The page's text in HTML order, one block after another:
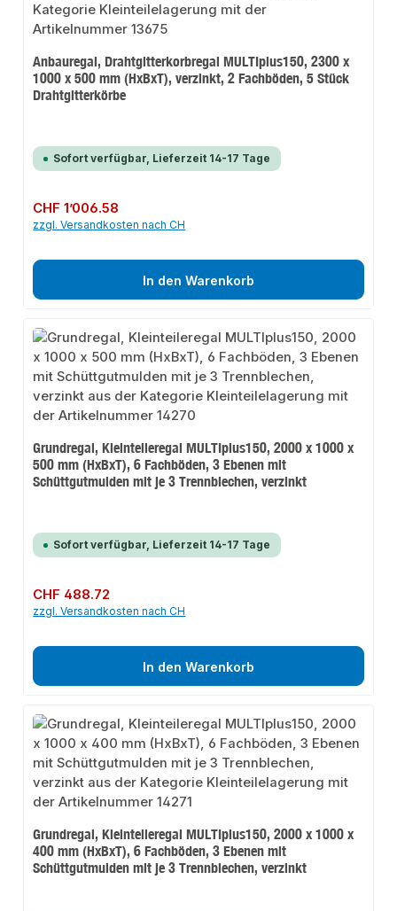
Anbauregal, Drahtgitterkorbregal MULTIplus150, 2300 x
1000 x 500 mm (HxBxT), verzinkt, 2 Fachböden, 5 Stück
Drahtgitterkörbe
Sofort verfügbar, Lieferzeit 14-17 Tage
Regulärer Preis:
CHF 1’006.58
zzgl. Versandkosten nach CH
In den Warenkorb
Grundregal, Kleinteileregal MULTIplus150, 2000 x 1000 x
500 mm (HxBxT), 6 Fachböden, 3 Ebenen mit
Schüttgutmulden mit je 3 Trennblechen, verzinkt
Sofort verfügbar, Lieferzeit 14-17 Tage
Regulärer Preis:
CHF 488.72
zzgl. Versandkosten nach CH
In den Warenkorb
Grundregal, Kleinteileregal MULTIplus150, 2000 x 1000 x
400 mm (HxBxT), 6 Fachböden, 3 Ebenen mit
Schüttgutmulden mit je 3 Trennblechen, verzinkt